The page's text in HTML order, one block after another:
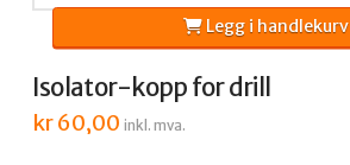
Isolator-kopp for drill
kr60,00 inkl. mva.
Legg i handlekurv